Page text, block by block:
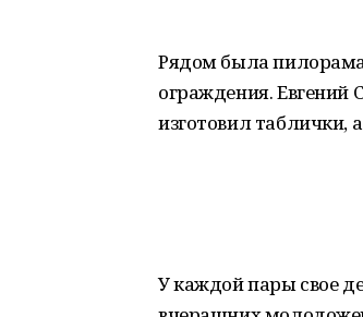
Рядом была
ограждения. Евгений
изготовил таблички,
У каждой пары свое